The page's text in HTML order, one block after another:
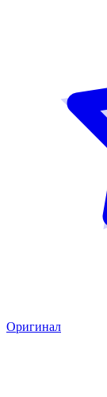
Оригинал